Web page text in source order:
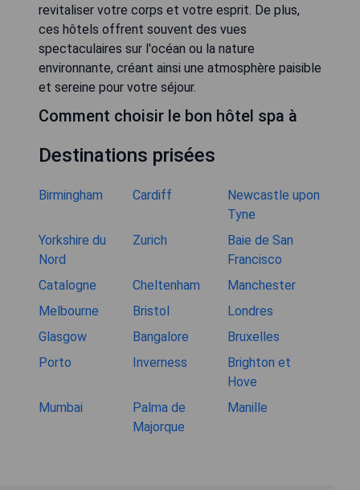
revitaliser votre corps et votre esprit. De plus,
ces hôtels offrent souvent des vues
spectaculaires sur l'océan ou la nature
environnante, créant ainsi une atmosphère paisible
et sereine pour votre séjour.
Comment choisir le bon hôtel spa à
Destinations prisées
Birmingham Cardiff
Newcastle upon
Tyne
Yorkshire du
Nord
Zurich
Baie de San
Francisco
Catalogne
Cheltenham
Manchester
Melbourne
Bristol
Londres
Glasgow
Bangalore
Bruxelles
Porto
Inverness
Brighton et
Hove
Mumbai
Palma de
Majorque
Manille